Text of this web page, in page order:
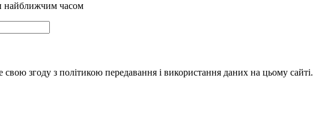
найближчим часом
згоду з політикою передавання і використання даних на цьому сайті.